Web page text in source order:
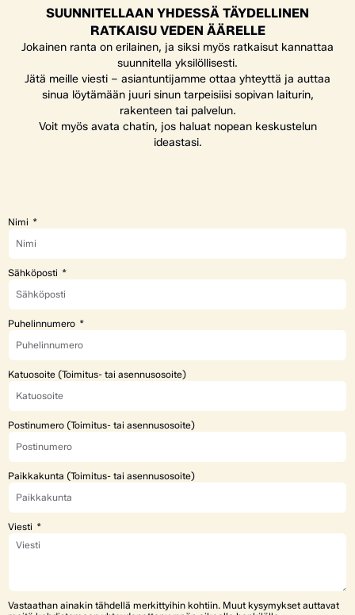
SUUNNITELLAAN YHDESSÄ TÄYDELLINEN
RATKAISU VEDEN ÄÄRELLE
Jokainen ranta on erilainen, ja siksi myös ratkaisut kannattaa
suunnitella yksilöllisesti.
Jätä meille viesti – asiantuntijamme ottaa yhteyttä ja auttaa
sinua löytämään juuri sinun tarpeisiisi sopivan laiturin,
rakenteen tai palvelun.
Voit myös avata chatin, jos haluat nopean keskustelun
ideastasi.
Nimi
Sähköposti
Puhelinnumero
Katuosoite (Toimitus- tai asennusosoite)
Postinumero (Toimitus- tai asennusosoite)
Paikkakunta (Toimitus- tai asennusosoite)
Viesti
Vastaathan ainakin tähdellä merkittyihin kohtiin. Muut kysymykset auttavat